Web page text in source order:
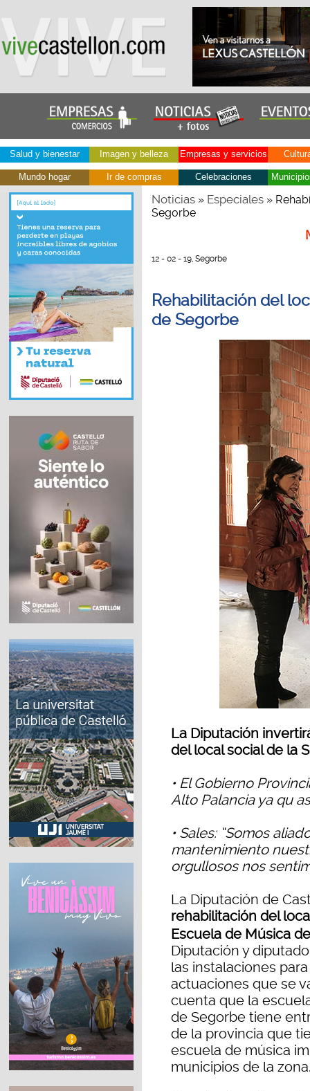
Salud y bienestar Imagen y belleza Empresas y servicios
Mundo hogar Ir de compras Celebraciones
Noticias» Especiales»
Segorbe
12 - 02 - 19, Segorbe
Rehabilitación del
de Segorbe
La Diputación
del local social de la
• El Gobierno
Alto Palancia ya qu
• Sales: “Somos
mantenimiento
orgullosos nos
La Diputación de
rehabilitación del
Escuela de Música de
Diputación y
las instalaciones
actuaciones que se
cuenta que la
de Segorbe tiene
de la provincia que
escuela de música
municipios de la